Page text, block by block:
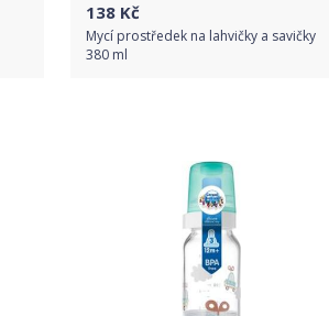
138 Kč
Mycí prostředek na lahvičky a savičky
380 ml
Detail produktu